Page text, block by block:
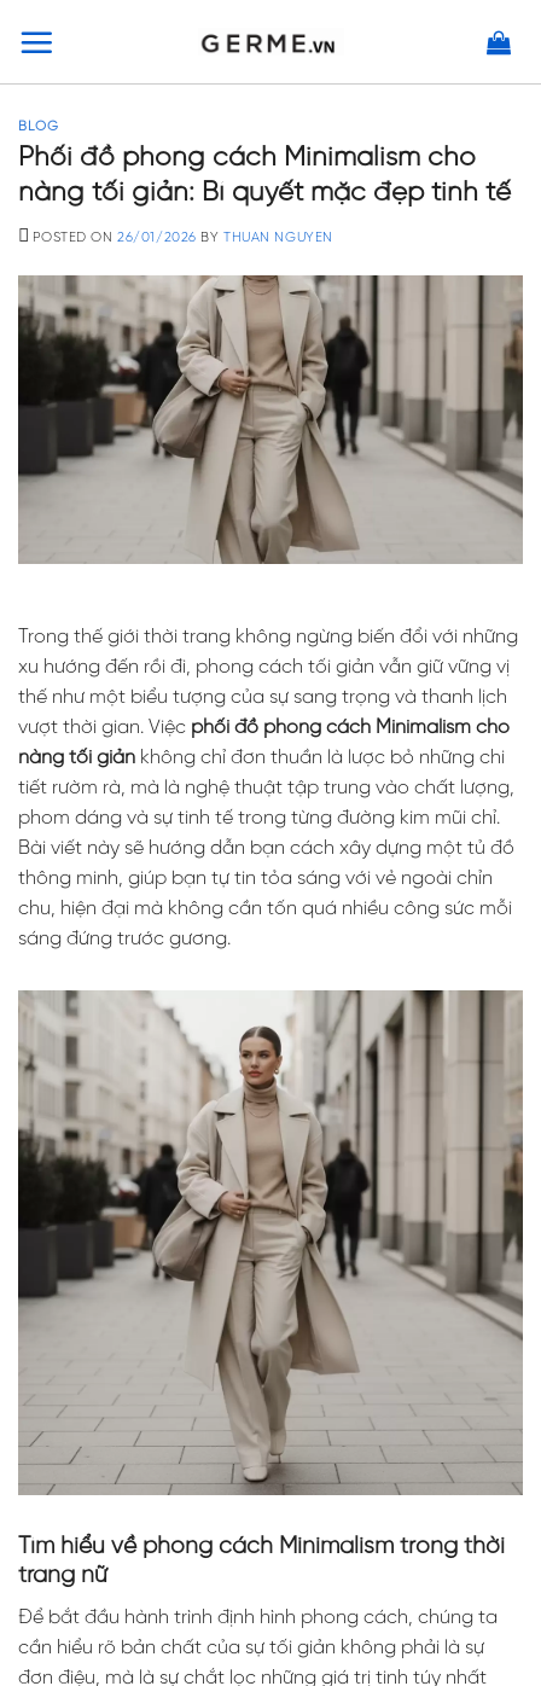
BLOG
Phối đồ phong cách Minimalism cho
nàng tối giản: Bí quyết mặc đẹp tinh tế
POSTED ON26/01/2026 BYTHUAN NGUYEN
Trong thế giới thời trang không ngừng biến đổi với những
xu hướng đến rồi đi, phong cách tối giản vẫn giữ vững vị
thế như một biểu tượng của sự sang trọng và thanh lịch
vượt thời gian. Việc phối đồ phong cách Minimalism cho
nàng tối giản không chỉ đơn thuần là lược bỏ những chi
tiết rườm rà, mà là nghệ thuật tập trung vào chất lượng,
phom dáng và sự tinh tế trong từng đường kim mũi chỉ.
Bài viết này sẽ hướng dẫn bạn cách xây dựng một tủ đồ
thông minh, giúp bạn tự tin tỏa sáng với vẻ ngoài chỉn
chu, hiện đại mà không cần tốn quá nhiều công sức mỗi
sáng đứng trước gương.
Tìm hiểu về phong cách Minimalism trong thời
trang nữ
Để bắt đầu hành trình định hình phong cách, chúng ta
cần hiểu rõ bản chất của sự tối giản không phải là sự
đơn điệu, mà là sự chắt lọc những giá trị tinh túy nhất